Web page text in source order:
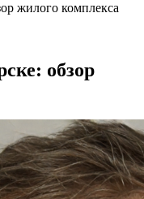
жилого комплекса
обзор